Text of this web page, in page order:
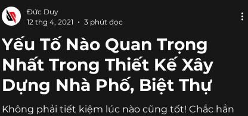
Yếu Tố Nào Quan Trọng
Nhất Trong Thiết Kế Xây
Dựng Nhà Phố, Biệt Thự
Không phải tiết kiệm lúc nào cũng tốt! Chắc hẳn
Đức Duy
12 thg 4, 2021
3 phút đọc